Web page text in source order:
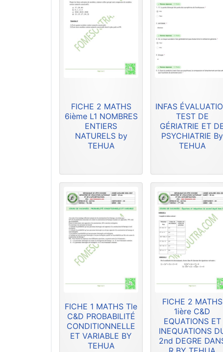
FICHE 2 MATHS
6ième L1 NOMBRES
ENTIERS
NATURELS by
TEHUA
INFAS
TEST DE
GÉRIATRIE ET
PSYCHIATRIE By
TEHUA
FICHE 1 MATHS Tle
C&D PROBABILITÉ
CONDITIONNELLE
ET VARIABLE BY
TEHUA
FICHE 2 MATHS
1ière C&D
EQUATIONS ET
INEQUATIONS
2nd DEGRE